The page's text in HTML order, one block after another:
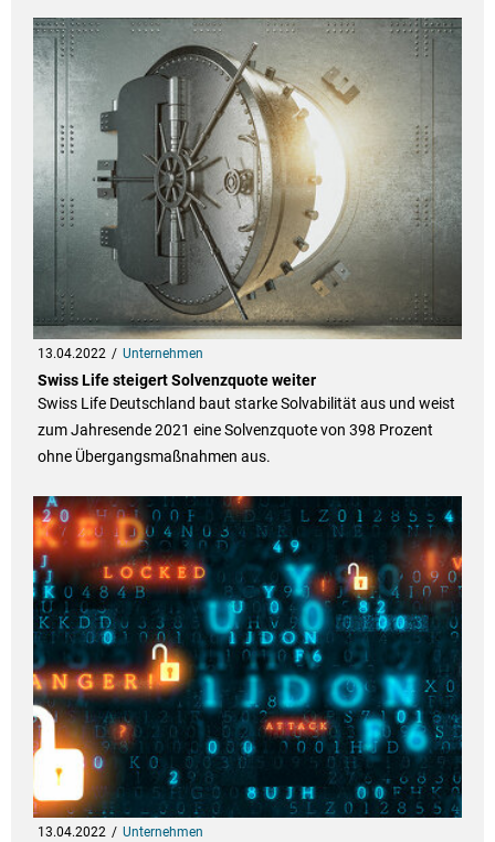
13.04.2022 Unternehmen
Swiss Life steigert Solvenzquote weiter
Swiss Life Deutschland baut starke Solvabilität aus und weist
zum Jahresende 2021 eine Solvenzquote von 398 Prozent
ohne Übergangsmaßnahmen aus.
13.04.2022 Unternehmen